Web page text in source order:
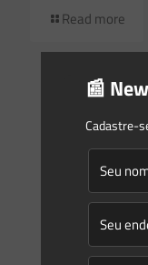
Read more
📰
Cadastre-